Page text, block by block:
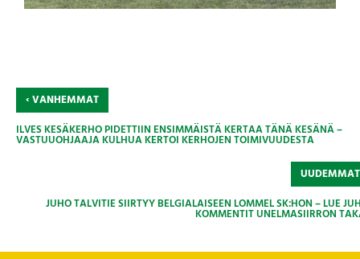
‹VANHEMMAT
ILVES KESÄKERHO PIDETTIIN ENSIMMÄISTÄ KERTAA TÄNÄ KESÄNÄ –
VASTUUOHJAAJA KULHUA KERTOI KERHOJEN TOIMIVUUDESTA
JUHO TALVITIE SIIRTYY BELGIALAISEEN LOMMEL SK:HON – LUE
KOMMENTIT UNELMASIIRRON